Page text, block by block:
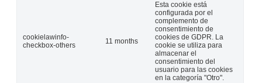
cookielawinfo-
checkbox-others
11 months
Esta cookie está
configurada por el
complemento de
consentimiento de
cookies de GDPR. La
cookie se utiliza para
almacenar el
consentimiento del
usuario para las cookies
en la categoría "Otro".